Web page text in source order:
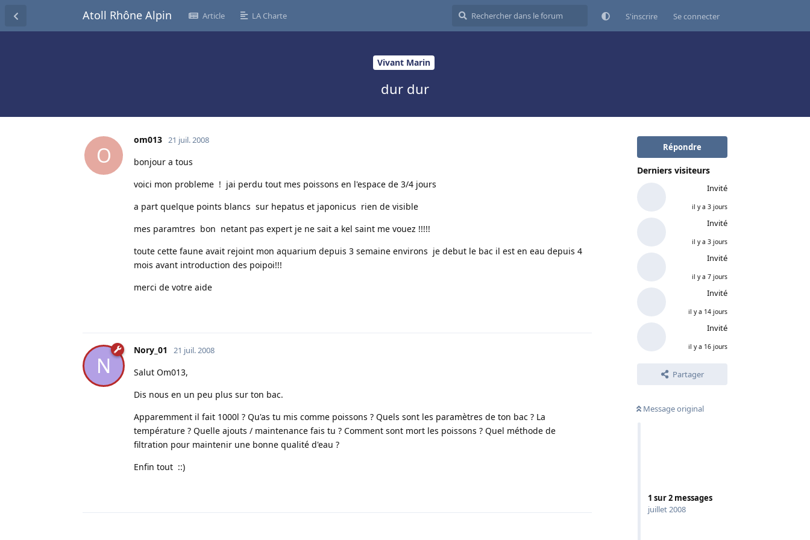
Atoll Rhône Alpin Article LA Charte S'inscrire Se connecter
Vivant Marin
dur dur
Répondre
Derniers visiteurs
Invité
il y a 3 jours
Invité
il y a 3 jours
Invité
il y a 7 jours
Invité
il y a 14 jours
Invité
il y a 16 jours
Partager
Message original
1 sur2 messages
juillet 2008
O
om013 21 juil. 2008
bonjour a tous
voici mon probleme ! jai perdu tout mes poissons en l'espace de 3/4 jours
a part quelque points blancs sur hepatus et japonicus rien de visible
mes paramtres bon netant pas expert je ne sait a kel saint me vouez !!!!!
toute cette faune avait rejoint mon aquarium depuis 3 semaine environs je debut le bac il est en eau depuis 4
mois avant introduction des poipoi!!!
merci de votre aide
N
Nory_01 21 juil. 2008
Salut Om013,
Dis nous en un peu plus sur ton bac.
Apparemment il fait 1000l ? Qu'as tu mis comme poissons ? Quels sont les paramètres de ton bac ? La
température ? Quelle ajouts / maintenance fais tu ? Comment sont mort les poissons ? Quel méthode de
filtration pour maintenir une bonne qualité d'eau ?
Enfin tout ::)